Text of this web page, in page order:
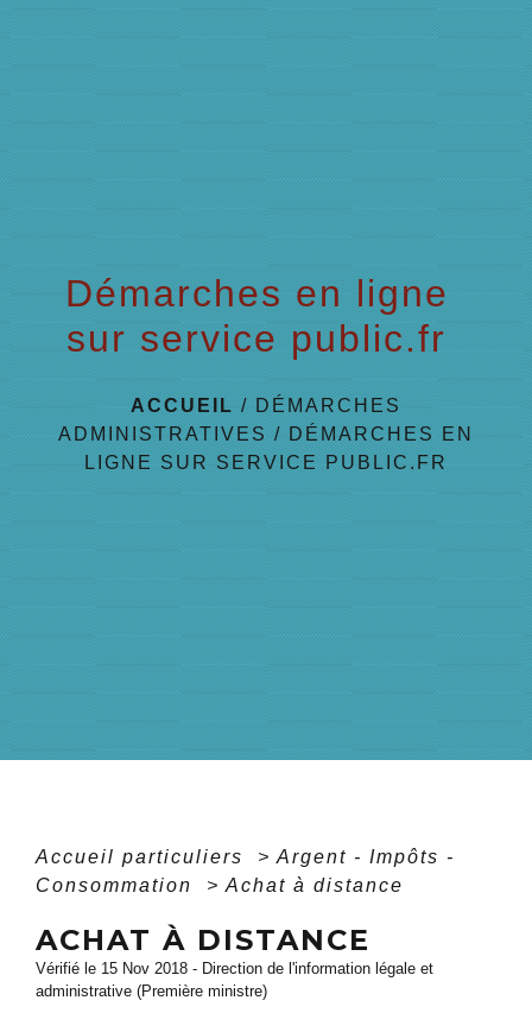
Démarches en ligne
sur service public.fr
ACCUEIL / DÉMARCHES
ADMINISTRATIVES / DÉMARCHES EN
LIGNE SUR SERVICE PUBLIC.FR
Accueil particuliers > Argent - Impôts -
Consommation
> Achat à distance
ACHAT À DISTANCE
Vérifié le 15 Nov 2018 - Direction de l'information légale et
administrative (Première ministre)